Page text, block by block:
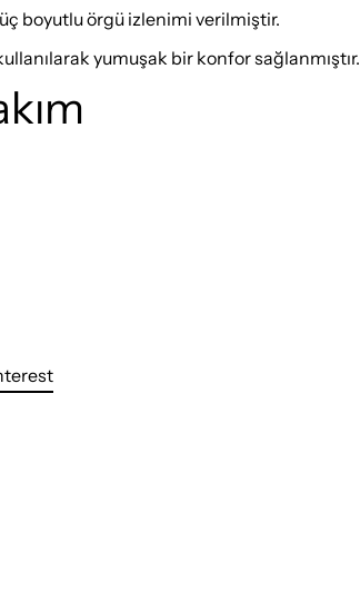
boyutlu örgü izlenimi verilmiştir.
yumuşak bir konfor sağlanmıştır.
on X Pin on Pinterest